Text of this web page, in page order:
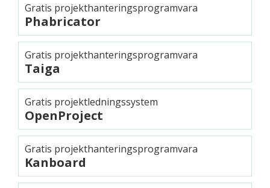
Gratis projekthanteringsprogramvara
Phabricator
Gratis projekthanteringsprogramvara
Taiga
Gratis projektledningssystem
OpenProject
Gratis projekthanteringsprogramvara
Kanboard